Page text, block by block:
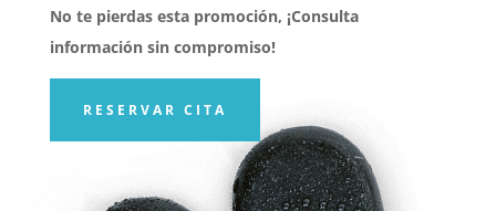
No te pierdas esta promoción, ¡Consulta
información sin compromiso!
RESERVAR CITA